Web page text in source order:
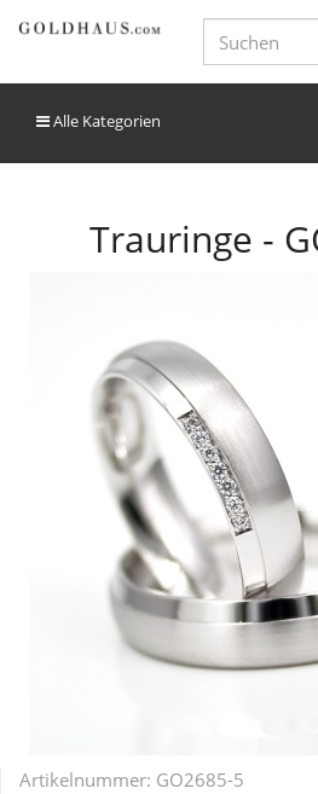
Alle Kategorien
Trauringe -
Artikelnummer: GO2685-5